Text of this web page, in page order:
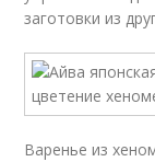
заготовки из
Варенье из